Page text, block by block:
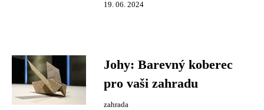
19. 06. 2024
Johy: Barevný koberec
pro vaši zahradu
zahrada